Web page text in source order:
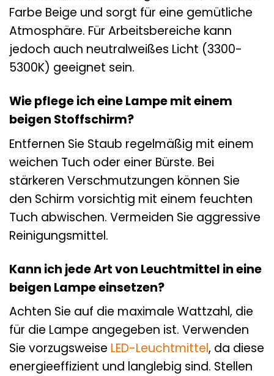
Farbe Beige und sorgt für eine gemütliche
Atmosphäre. Für Arbeitsbereiche kann
jedoch auch neutralweißes Licht (3300-
5300K) geeignet sein.
Wie pflege ich eine Lampe mit einem
beigen Stoffschirm?
Entfernen Sie Staub regelmäßig mit einem
weichen Tuch oder einer Bürste. Bei
stärkeren Verschmutzungen können Sie
den Schirm vorsichtig mit einem feuchten
Tuch abwischen. Vermeiden Sie aggressive
Reinigungsmittel.
Kann ich jede Art von Leuchtmittel in eine
beigen Lampe einsetzen?
Achten Sie auf die maximale Wattzahl, die
für die Lampe angegeben ist. Verwenden
Sie vorzugsweise LED-Leuchtmittel, da diese
energieeffizient und langlebig sind. Stellen